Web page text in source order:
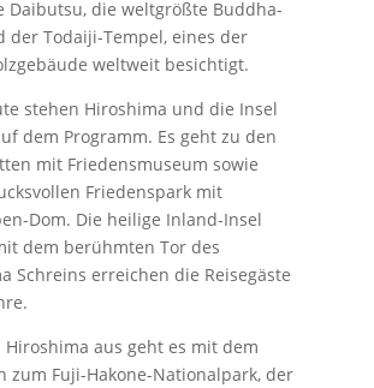
Daibutsu, die weltgrößte Buddha-
der Todaiji-Tempel, eines der
weltweit besichtigt.
stehen Hiroshima und die Insel
dem Programm. Es geht zu den
mit Friedensmuseum sowie
Friedenspark mit
Dom. Die heilige Inland-Insel
dem berühmten Tor des
Schreins erreichen die Reisegäste
aus geht es mit dem
zum Fuji-Hakone-Nationalpark, der